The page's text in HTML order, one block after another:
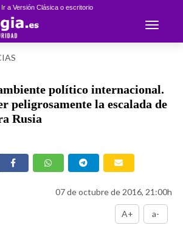
Ir a Versión Clásica o escritorio
Toggle
político internacional.
peligrosamente la escalada de
Rusia
07 de octubre de 2016, 21:00h
A+ a-